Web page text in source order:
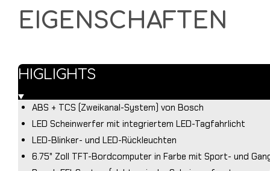
EIGENSCHAFTEN
HIGLIGHTS
ABS + TCS (Zweikanal-System) von Bosch
LED Scheinwerfer mit integriertem LED-Tagfahrlicht
LED-Blinker- und LED-Rückleuchten
6.75" Zoll TFT-Bordcomputer in Farbe mit Sport- und